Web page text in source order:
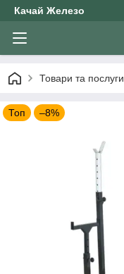
Качай Железо
Товари та послуги
Топ –8%